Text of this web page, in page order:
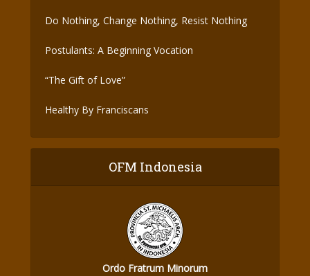
Do Nothing, Change Nothing, Resist Nothing
Postulants: A Beginning Vocation
“The Gift of Love”
Healthy By Franciscans
OFM Indonesia
Ordo Fratrum Minorum